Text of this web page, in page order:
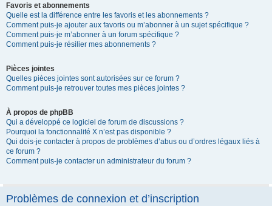
Favoris et abonnements
Quelle est la différence entre les favoris et les abonnements ?
Comment puis-je ajouter aux favoris ou m’abonner à un sujet spécifique ?
Comment puis-je m’abonner à un forum spécifique ?
Comment puis-je résilier mes abonnements ?
Pièces jointes
Quelles pièces jointes sont autorisées sur ce forum ?
Comment puis-je retrouver toutes mes pièces jointes ?
À propos de phpBB
Qui a développé ce logiciel de forum de discussions ?
Pourquoi la fonctionnalité X n’est pas disponible ?
Qui dois-je contacter à propos de problèmes d’abus ou d’ordres légaux liés à
ce forum ?
Comment puis-je contacter un administrateur du forum ?
Problèmes de connexion et d’inscription